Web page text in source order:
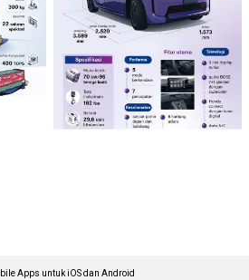
Apps untuk iOS dan Android